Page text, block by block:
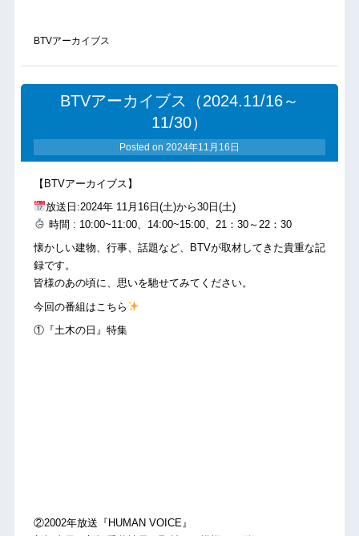
BTVアーカイブス
BTVアーカイブス（2024.11/16～
11/30）
Posted on 2024年11月16日
【BTVアーカイブス】
放送日:2024年 11月16日(土)から30日(土)
時間 : 10:00~11:00、14:00~15:00、21：30～22：30
懐かしい建物、行事、話題など、BTVが取材してきた貴重な記
録です。
皆様のあの頃に、思いを馳せてみてください。
今回の番組はこちら
①『土木の日』特集
②2002年放送『HUMAN VOICE』